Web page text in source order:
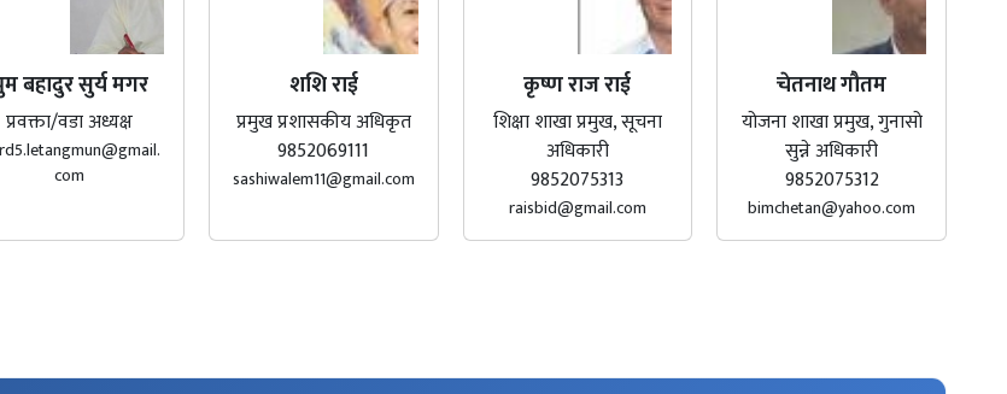
बहादुर सुर्य मगर
प्रवक्ता/वडा अध्यक्ष
com
शशि राई
प्रमुख प्रशासकीय अधिकृत
9852069111
sashiwalem11@gmail.com
कृष्ण राज राई
शिक्षा शाखा प्रमुख, सूचना
अधिकारी
9852075313
raisbid@gmail.com
चेतनाथ गौतम
योजना शाखा प्रमुख, गुनासो
सुन्ने अधिकारी
9852075312
bimchetan@yahoo.com